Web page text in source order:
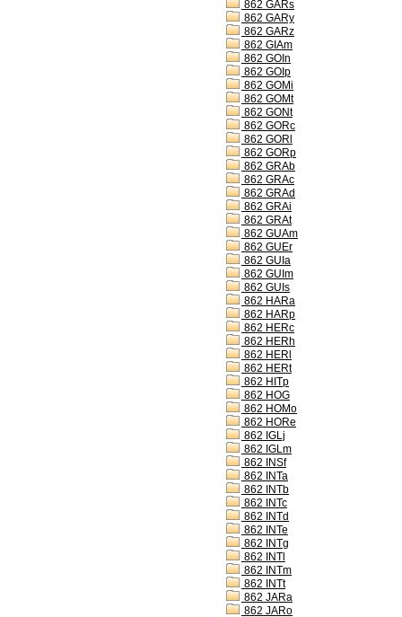
862 GARs
862 GARy
862 GARz
862 GIAm
862 GOIn
862 GOIp
862 GOMi
862 GOMt
862 GONt
862 GORc
862 GORl
862 GORp
862 GRAb
862 GRAc
862 GRAd
862 GRAi
862 GRAt
862 GUAm
862 GUEr
862 GUIa
862 GUIm
862 GUIs
862 HARa
862 HARp
862 HERc
862 HERh
862 HERl
862 HERt
862 HITp
862 HOG
862 HOMo
862 HORe
862 IGLj
862 IGLm
862 INSf
862 INTa
862 INTb
862 INTc
862 INTd
862 INTe
862 INTg
862 INTl
862 INTm
862 INTt
862 JARa
862 JARo